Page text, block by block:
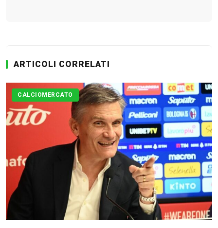
Contatti
Collabora con noi
La Redazione
→
ARTICOLI CORRELATI
CALCIOMERCATO